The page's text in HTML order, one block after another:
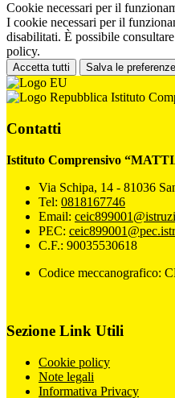
Cookie necessari per il
I cookie necessari per il
disabilitati. È possibile
policy.
Accetta tutti Salva le preferenze
Istituto
Contatti
Istituto Comprensivo
Via Schipa, 14 - 81036
Tel: 0818167746
Email:
PEC:
C.F.: 90035530618
Codice meccanografico:
Sezione Link Utili
Cookie policy
Note legali
Informativa Privacy